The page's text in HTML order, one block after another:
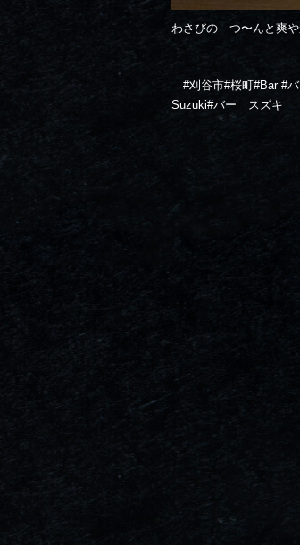
わさびの つ〜んと爽や
#刈谷市#桜町#Bar #
Suzuki#バー スズキ